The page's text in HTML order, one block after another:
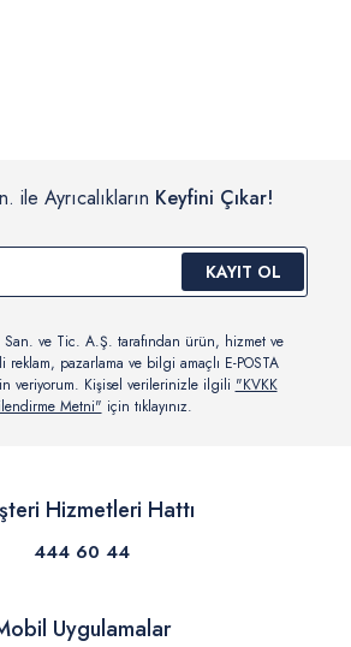
ile Ayrıcalıkların Keyfini Çıkar!
KAYIT OL
San. ve Tic. A.Ş. tarafından ürün, hizmet ve
reklam, pazarlama ve bilgi amaçlı E-POSTA
veriyorum. Kişisel verilerinizle ilgili "KVKK
Metni" için tıklayınız.
Hizmetleri Hattı
444 60 44
Uygulamalar